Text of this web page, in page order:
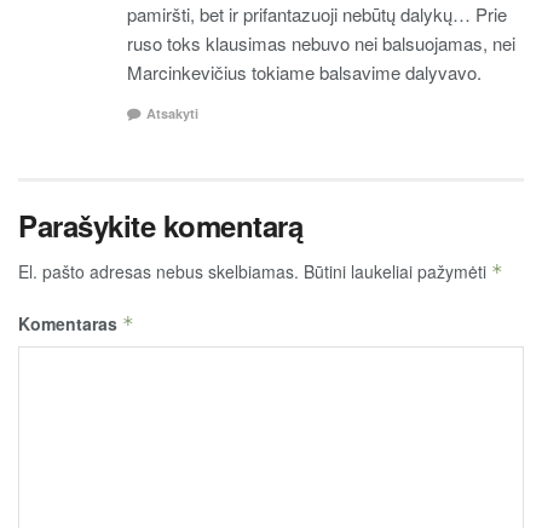
pamiršti, bet ir prifantazuoji nebūtų dalykų… Prie
ruso toks klausimas nebuvo nei balsuojamas, nei
Marcinkevičius tokiame balsavime dalyvavo.
Atsakyti
Parašykite komentarą
El. pašto adresas nebus skelbiamas. Būtini laukeliai pažymėti *
Komentaras *